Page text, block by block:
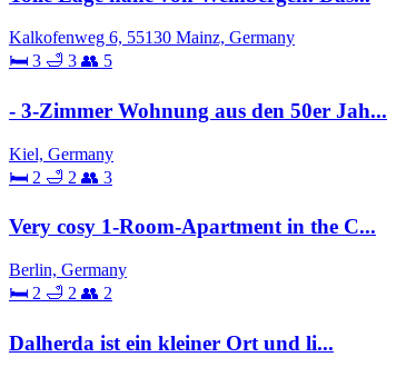
Kalkofenweg 6, 55130 Mainz, Germany
🛏 3 🛁 3 👥 5
- 3-Zimmer Wohnung aus den 50er Jah...
Kiel, Germany
🛏 2 🛁 2 👥 3
Very cosy 1-Room-Apartment in the C...
Berlin, Germany
🛏 2 🛁 2 👥 2
Dalherda ist ein kleiner Ort und li...